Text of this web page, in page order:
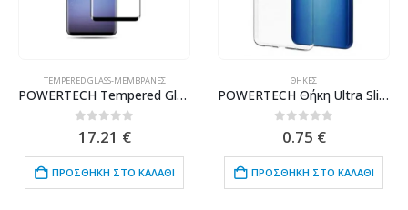
TEMPERED GLASS-ΜΕΜΒΡΆΝΕΣ
POWERTECH Tempered Glass 3D, Mini, Full glue, για Samsung S9, Black
0out of 5
17.21 €
ΠΡΟΣΘΉΚΗ ΣΤΟ ΚΑΛΆΘΙ
ΘΉΚΕΣ
POWERTECH Θήκη Ultra Slim για SAMSUNG Galaxy M30, διάφανη
out of 5
0.75 €
ΠΡΟΣΘΉΚΗ ΣΤΟ ΚΑΛΆΘΙ